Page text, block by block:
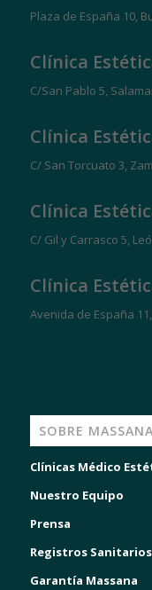
Plaza de España 10,
Clínica
C/San Pablo 5,
Clínica
C/ San Torcuato 3,
Clínica
C/ Gil y Carrasco 5,
Clínica
Avenida de España
SOBRE
Clínicas Médico
Nuestro Equipo
Prensa
Registros Sanitarios
Garantía Massana